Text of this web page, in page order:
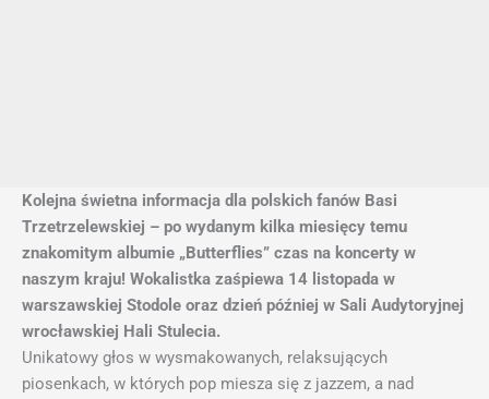
Kolejna świetna informacja dla polskich fanów Basi
Trzetrzelewskiej – po wydanym kilka miesięcy temu
znakomitym albumie „Butterflies” czas na koncerty w
naszym kraju! Wokalistka zaśpiewa 14 listopada w
warszawskiej Stodole oraz dzień później w Sali Audytoryjnej
wrocławskiej Hali Stulecia.
Unikatowy głos w wysmakowanych, relaksujących
piosenkach, w których pop miesza się z jazzem, a nad